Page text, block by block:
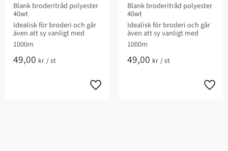
Blank broderitråd polyester
40wt
Idealisk för broderi och går
även att sy vanligt med
1000m
49,00 kr /st
Blank broderitråd polyester
40wt
Idealisk för broderi och går
även att sy vanligt med
1000m
49,00 kr /st